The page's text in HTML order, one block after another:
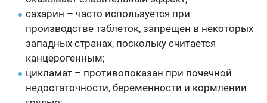
сахарин – часто используется при
производстве таблеток, запрещен в некоторых
западных странах, поскольку считается
канцерогенным;
цикламат – противопоказан при почечной
недостаточности, беременности и кормлении